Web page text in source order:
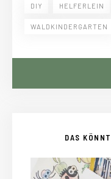
DIY HELFERLEIN
WALDKINDERGARTEN
DAS